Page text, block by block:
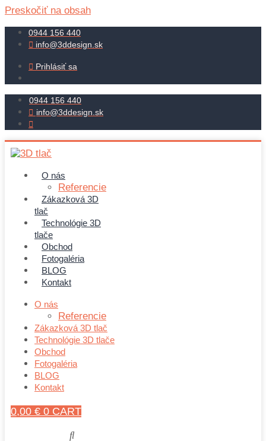
Preskočiť na obsah
0944 156 440
info@3ddesign.sk
Prihlásiť sa
0944 156 440
info@3ddesign.sk
O nás
Referencie
Zákazková 3D
tlač
Technológie 3D
tlače
Obchod
Fotogaléria
BLOG
Kontakt
O nás
Referencie
Zákazková 3D tlač
Technológie 3D tlače
Obchod
Fotogaléria
BLOG
Kontakt
0,00 € 0 CART